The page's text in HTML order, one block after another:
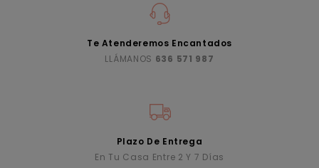
Te Atenderemos Encantados
LLÁMANOS 636 571 987
Plazo De Entrega
En Tu Casa Entre 2 Y 7 Días